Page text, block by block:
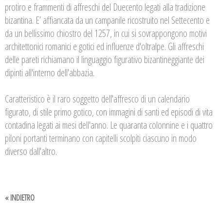
protiro e frammenti di affreschi del Duecento legati alla tradizione
bizantina. E’ affiancata da un campanile ricostruito nel Settecento e
da un bellissimo chiostro del 1257, in cui si sovrappongono motivi
architettonici romanici e gotici ed influenze d'oltralpe. Gli affreschi
delle pareti richiamano il linguaggio figurativo bizantineggiante dei
dipinti all'interno dell'abbazia.
Caratteristico è il raro soggetto dell'affresco di un calendario
figurato, di stile primo gotico, con immagini di santi ed episodi di vita
contadina legati ai mesi dell'anno. Le quaranta colonnine e i quattro
piloni portanti terminano con capitelli scolpiti ciascuno in modo
diverso dall'altro.
« INDIETRO